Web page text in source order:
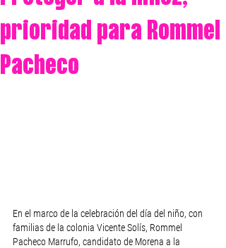
prioridad para Rommel
Pacheco
En el marco de la celebración del día del niño, con
familias de la colonia Vicente Solís, Rommel
Pacheco Marrufo, candidato de Morena a la